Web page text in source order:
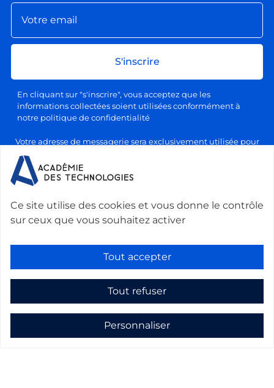
Ce site utilise des cookies et vous donne le contrôle
sur ceux que vous souhaitez activer
Tout accepter
Tout refuser
Personnaliser
S'inscrire
En cliquant sur "s'inscrire", vous acceptez que les
informations collectées soient utilisées conformément à
notre politique de confidentialité
Votre adresse de messagerie sera exclusivement utilisée pour
l'envoi de nos lettres d'information, conformément à notre
politique de confidentialité et de traitement des données
personnelles. Vous pourrez vous désabonner à tout moment en
cliquant sur le lien prévu à cet effet dans chaque newsletter.
Nous contacter :Académie des technologies -
Le Ponant, 19 rue Leblanc, 75015 Paris, France
secretariat@academie-technologies.fr-
+33 (0)1 53 85 44 44